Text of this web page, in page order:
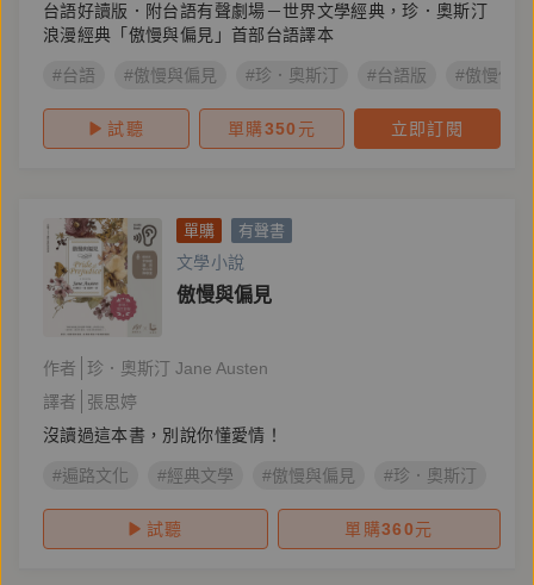
台語好讀版．附台語有聲劇場－世界文學經典，珍．奧斯汀
浪漫經典「傲慢與偏見」首部台語譯本
#台語 #傲慢與偏見 #珍．奧斯汀 #台語版 #傲慢佮
試聽 單購350 元 立即訂閱
單購 有聲書
文學小說
傲慢與偏見
作者
珍．奧斯汀 Jane Austen
譯者
張思婷
沒讀過這本書，別說你懂愛情！
#遍路文化 #經典文學 #傲慢與偏見 #珍．奧斯汀
試聽 單購360元